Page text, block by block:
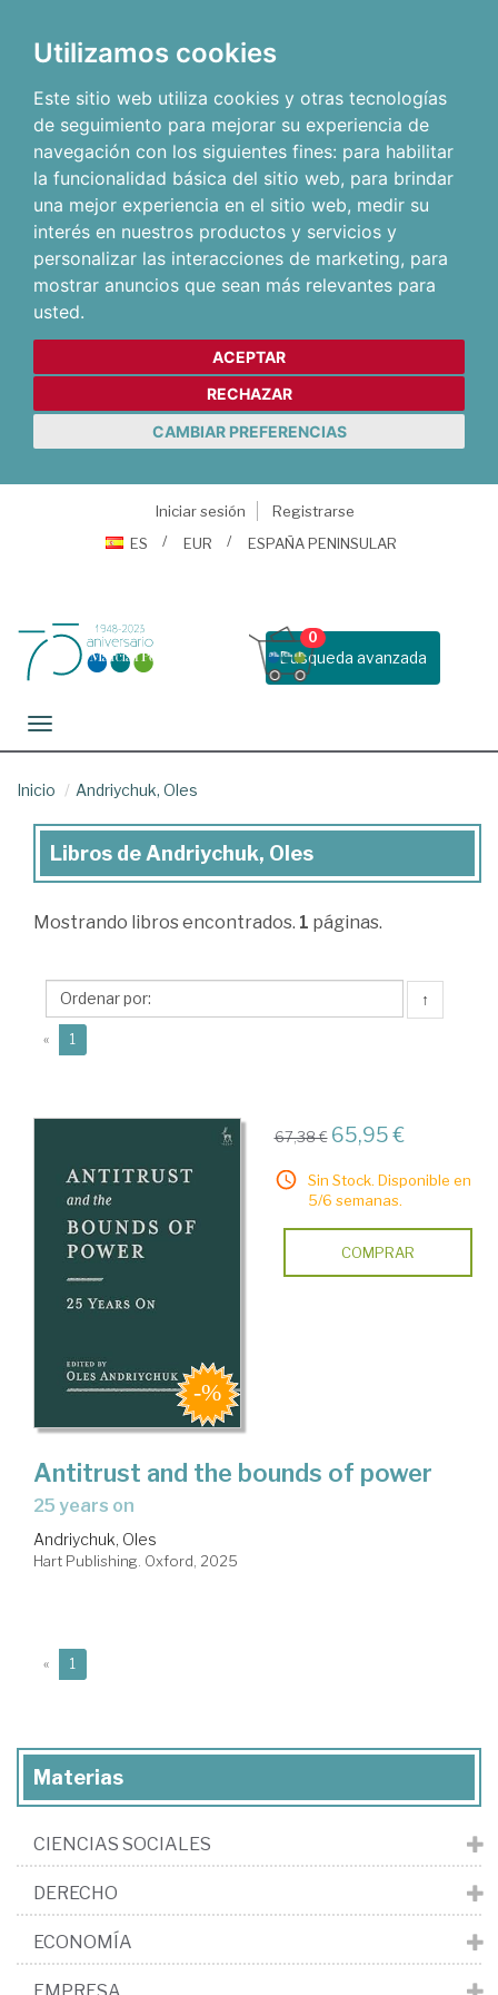
Utilizamos cookies
Este sitio web utiliza cookies y otras tecnologías
de seguimiento para mejorar su experiencia de
navegación con los siguientes fines: para habilitar
la funcionalidad básica del sitio web, para brindar
una mejor experiencia en el sitio web, medir su
interés en nuestros productos y servicios y
personalizar las interacciones de marketing, para
mostrar anuncios que sean más relevantes para
usted.
ACEPTAR
RECHAZAR
CAMBIAR PREFERENCIAS
Iniciar sesión
Registrarse
ES
EUR ESPAÑA PENINSULAR
Busqueda avanzada
0
Toggle navigation
Inicio Andriychuk, Oles
Libros
Andriychuk,
Libros de Andriychuk, Oles
Mostrando libros encontrados. 1 páginas.
↑
« 1
67,38 € 65,95 €
Sin Stock. Disponible en
5/6 semanas.
COMPRAR
Antitrust and the bounds of power
25 years on
Andriychuk, Oles
Hart Publishing. Oxford, 2025
« 1
Materias
CIENCIAS SOCIALES
DERECHO
ECONOMÍA